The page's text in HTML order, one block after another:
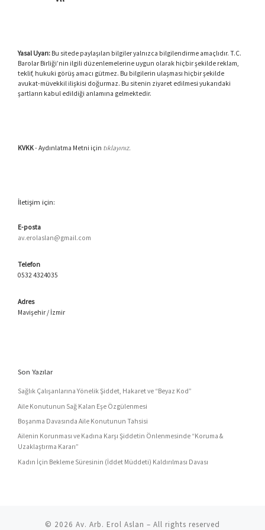
Yasal Uyarı:Bu sitede paylaşılan bilgiler yalnızca bilgilendirme amaçlıdır. T.C.
Barolar Birliği’nin ilgili düzenlemelerine uygun olarak hiçbir şekilde reklam,
teklif, hukuki görüş amacı gütmez. Bu bilgilerin ulaşması hiçbir şekilde
avukat-müvekkil ilişkisi doğurmaz. Bu sitenin ziyaret edilmesi yukarıdaki
şartların kabul edildiği anlamına gelmektedir.
KVKK- Aydınlatma Metni için tıklayınız.
İletişim için:
E-posta
av.erolaslan@gmail.com
Telefon
0532 4324035
Adres
Mavişehir / İzmir
Son Yazılar
Sağlık Çalışanlarına Yönelik Şiddet, Hakaret ve “Beyaz Kod”
Aile Konutunun Sağ Kalan Eşe Özgülenmesi
Boşanma Davasında Aile Konutunun Tahsisi
Ailenin Korunması ve Kadına Karşı Şiddetin Önlenmesinde “Koruma &
Uzaklaştırma Kararı”
Kadın İçin Bekleme Süresinin (İddet Müddeti) Kaldırılması Davası
© 2026 Av. Arb. Erol Aslan – All rights reserved